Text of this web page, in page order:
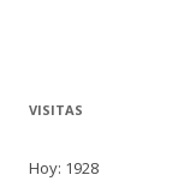
VISITAS
Hoy: 1928